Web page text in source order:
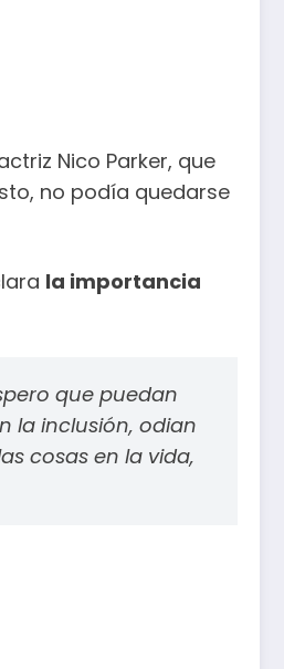
Nico Parker, que
no podía quedarse
la importancia
que puedan
la inclusión, odian
cosas en la vida,